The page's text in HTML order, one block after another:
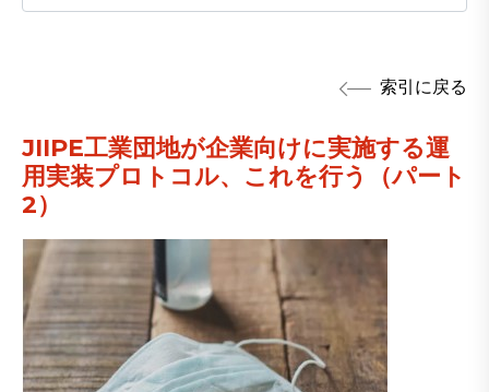
索引に戻る
​JIIPE工業団地が企業向けに実施する運
用実装プロトコル、これを行う（パート
2）